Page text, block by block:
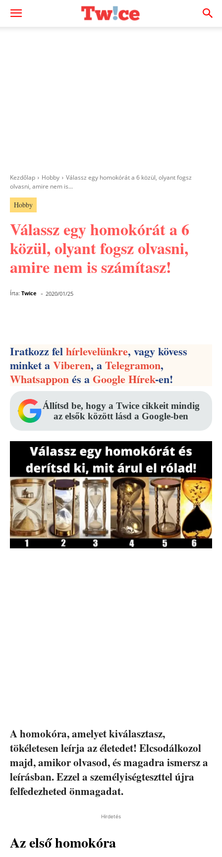
Kezdőlap Hobby
Válassz egy homokórát a 6 közül, olyant fogsz
olvasni, amire nem is...
Hobby
Válassz egy homokórát a 6
közül, olyant fogsz olvasni,
amire nem is számítasz!
Írta: Twice - 2020/01/25
Iratkozz felhírlevelünkre, vagy kövess
minket aViberen, aTelegramon,
Whatsapponés aGoogle Hírek-en!
Állítsd be, hogy a Twice cikkeit mindig
az elsők között lásd a Google-ben
A homokóra, amelyet kiválasztasz,
tökéletesen leírja az életedet! Elcsodálkozol
majd, amikor olvasod, és magadra ismersz a
leírásban. Ezzel a személyiségteszttel újra
felfedezheted önmagadat.
Hirdetés
Az első homokóra